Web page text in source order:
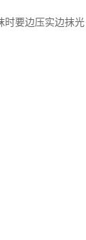
要边压实边抹